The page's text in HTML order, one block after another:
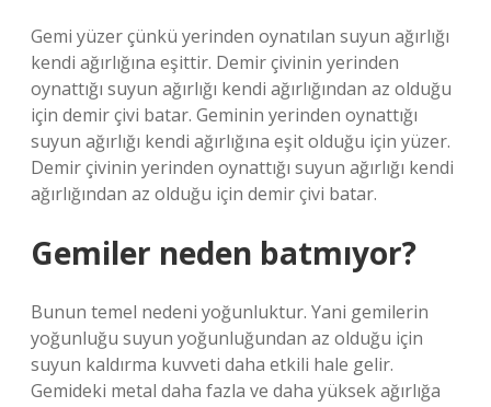
Gemi yüzer çünkü yerinden oynatılan suyun ağırlığı
kendi ağırlığına eşittir. Demir çivinin yerinden
oynattığı suyun ağırlığı kendi ağırlığından az olduğu
için demir çivi batar. Geminin yerinden oynattığı
suyun ağırlığı kendi ağırlığına eşit olduğu için yüzer.
Demir çivinin yerinden oynattığı suyun ağırlığı kendi
ağırlığından az olduğu için demir çivi batar.
Gemiler neden batmıyor?
Bunun temel nedeni yoğunluktur. Yani gemilerin
yoğunluğu suyun yoğunluğundan az olduğu için
suyun kaldırma kuvveti daha etkili hale gelir.
Gemideki metal daha fazla ve daha yüksek ağırlığa